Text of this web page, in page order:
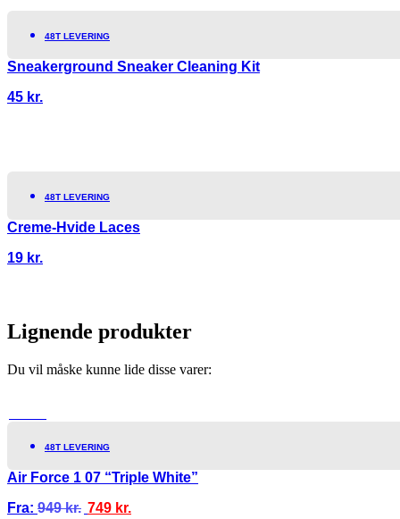
48T LEVERING
Sneakerground Sneaker Cleaning Kit
45 kr.
48T LEVERING
Creme-Hvide Laces
19 kr.
Lignende produkter
Du vil måske kunne lide disse varer:
48T LEVERING
Air Force 1 07 “Triple White”
Fra: 949kr. 749 kr.